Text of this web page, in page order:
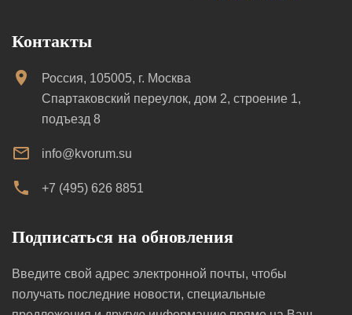
Контакты
Россия, 105005, г. Москва
Спартаковский переулок, дом 2, строение 1,
подъезд 8
info@kvorum.su
+7 (495) 626 8851
Подписаться на обновления
Введите свой адрес электронной почты, чтобы
получать последние новости, специальные